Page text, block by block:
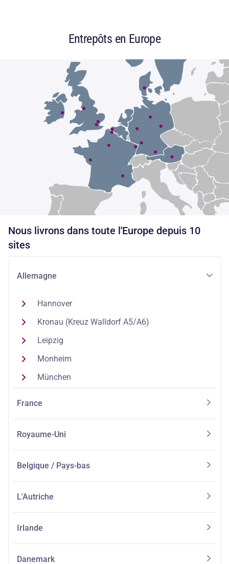
Entrepôts en Europe
Nous livrons dans toute l'Europe depuis 10
sites
Allemagne
Hannover
Kronau (Kreuz Walldorf A5/A6)
Leipzig
Monheim
München
France
Royaume-Uni
Belgique / Pays-bas
L'Autriche
Irlande
Danemark